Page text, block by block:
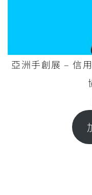
亞洲手創展 – 信